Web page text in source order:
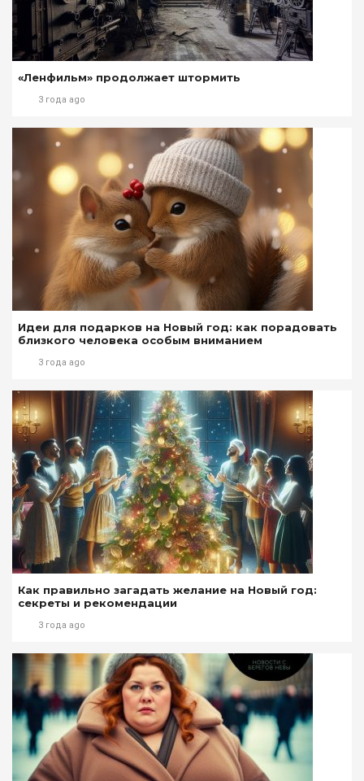
«Ленфильм» продолжает штормить
3 года ago
Идеи для подарков на Новый год: как порадовать
близкого человека особым вниманием
3 года ago
Как правильно загадать желание на Новый год:
секреты и рекомендации
3 года ago